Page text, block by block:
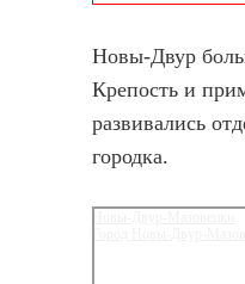
Новы-Двур
Крепость и
развивались
городка.